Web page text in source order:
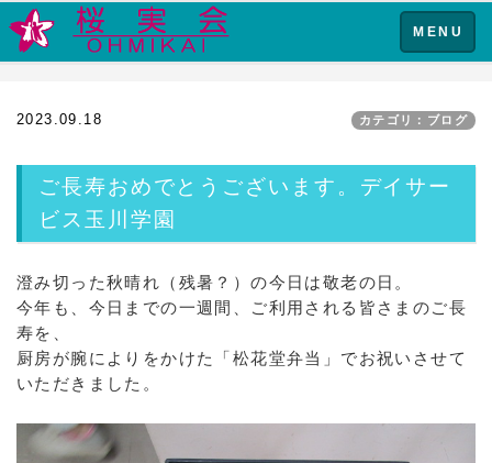
Toggle
navigation
MENU
2023.09.18 カテゴリ：ブログ
ご長寿おめでとうございます。デイサー
ビス玉川学園
澄み切った秋晴れ（残暑？）の今日は敬老の日。
今年も、今日までの一週間、ご利用される皆さまのご長
寿を、
厨房が腕によりをかけた「松花堂弁当」でお祝いさせて
いただきました。